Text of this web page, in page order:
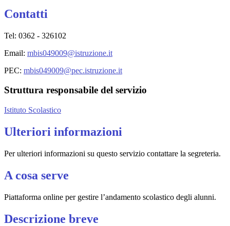
Contatti
Tel: 0362 - 326102
Email: mbis049009@istruzione.it
PEC: mbis049009@pec.istruzione.it
Struttura responsabile del servizio
Istituto Scolastico
Ulteriori informazioni
Per ulteriori informazioni su questo servizio contattare la segreteria.
A cosa serve
Piattaforma online per gestire l’andamento scolastico degli alunni.
Descrizione breve